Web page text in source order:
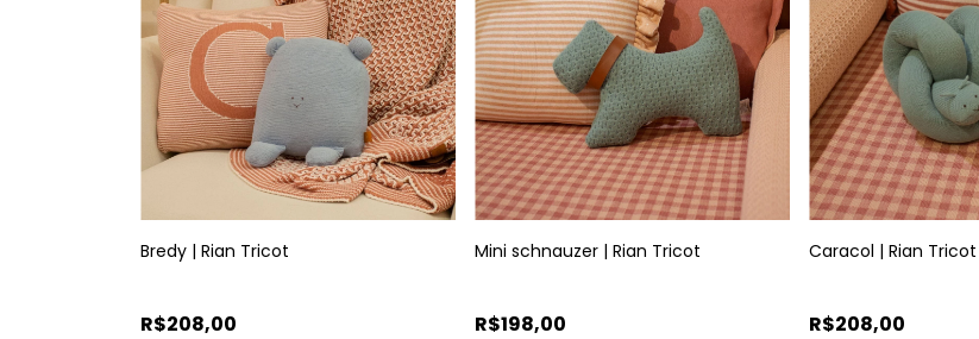
Bredy | Rian Tricot
R$208,00
Mini schnauzer | Rian Tricot
R$198,00
Caracol | Rian Tricot
R$208,00